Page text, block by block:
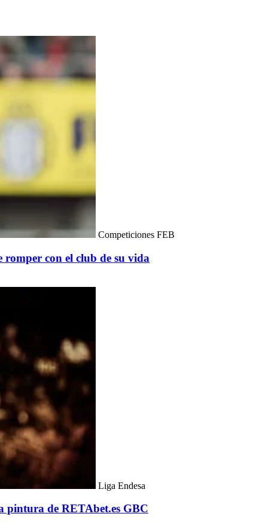
Competiciones FEB
con el club de su vida
Liga Endesa
pintura de RETAbet.es GBC